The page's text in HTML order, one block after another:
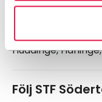
Våra
Huddinge,
Följ STF